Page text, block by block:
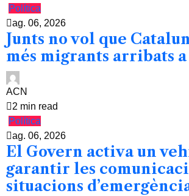
Política
ag. 06, 2026
Junts no vol que
més migrants arribats a
ACN
2 min read
Política
ag. 06, 2026
El Govern activa un
garantir les
situacions